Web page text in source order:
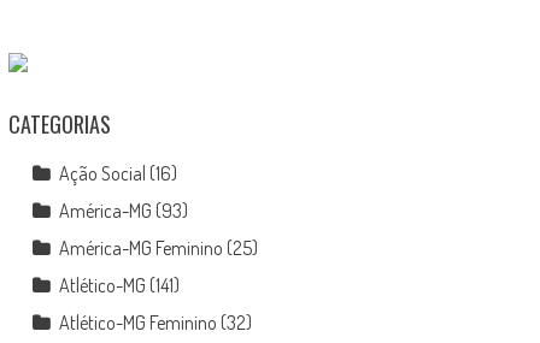
CATEGORIAS
Ação Social (16)
América-MG (93)
América-MG Feminino (25)
Atlético-MG (141)
Atlético-MG Feminino (32)